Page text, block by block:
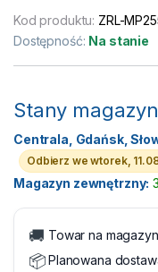
Kod produktu: ZRL-
Dostępność: Na stanie
Stany
Centrala, Gdańsk,
Odbierz we wtorek,
Magazyn zewnętrzny:
🚚 Towar na
📦Planowana